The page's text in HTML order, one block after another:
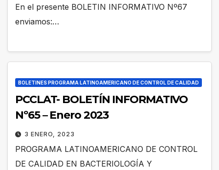
En el presente BOLETIN INFORMATIVO Nº67
enviamos:…
BOLETINES PROGRAMA LATINOAMERICANO DE CONTROL DE CALIDAD
PCCLAT- BOLETÍN INFORMATIVO
Nº65 – Enero 2023
3 ENERO, 2023
PROGRAMA LATINOAMERICANO DE CONTROL
DE CALIDAD EN BACTERIOLOGÍA Y